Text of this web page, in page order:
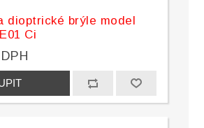
dioptrické brýle model
Ci